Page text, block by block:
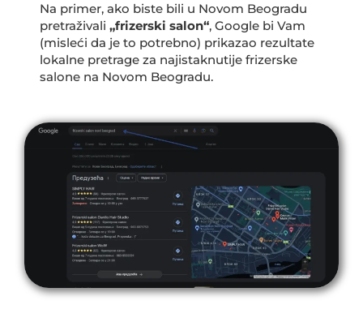
Na primer, ako biste bili u Novom Beogradu
pretraživali„frizerski salon“, Google bi Vam
(misleći da je to potrebno) prikazao rezultate
lokalne pretrage za najistaknutije frizerske
salone na Novom Beogradu.